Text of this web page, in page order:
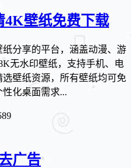
4K壁纸免费下载
分享的平台，涵盖动漫、游
无水印壁纸，支持手机、电
壁纸资源，所有壁纸均可免
化桌面需求...
广告